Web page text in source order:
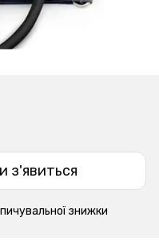
з'явиться
знижки